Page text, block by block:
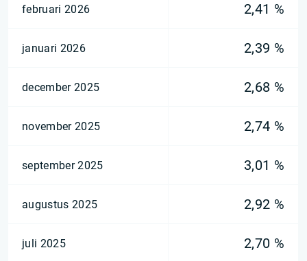
februari 2026 2,41 %
januari 2026 2,39 %
december 2025 2,68 %
november 2025 2,74 %
september 2025 3,01 %
augustus 2025 2,92 %
juli 2025 2,70 %